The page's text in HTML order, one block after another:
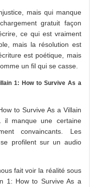
mais qui manque
gratuit façon
ce qui est vraiment
mais la résolution est
est poétique, mais
un fil qui se casse.
1: How to Survive As a
to Survive As a Villain
manque une certaine
convaincants. Les
profilent sur un audio
fait voir la réalité sous
1: How to Survive As a